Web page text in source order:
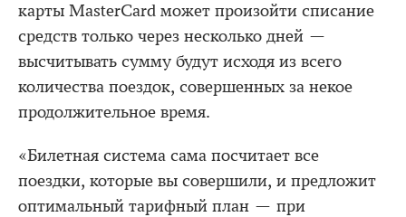
карты MasterCard может произойти списание
средств только через несколько дней —
высчитывать сумму будут исходя из всего
количества поездок, совершенных за некое
продолжительное время.
«Билетная система сама посчитает все
поездки, которые вы совершили, и предложит
оптимальный тарифный план — при